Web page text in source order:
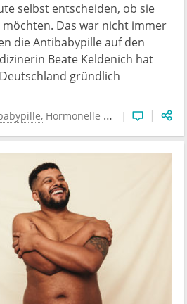
selbst entscheiden, ob sie
Das war nicht immer
die Antibabypille auf den
Beate Keldenich hat
gründlich
Hormonelle Verhütung